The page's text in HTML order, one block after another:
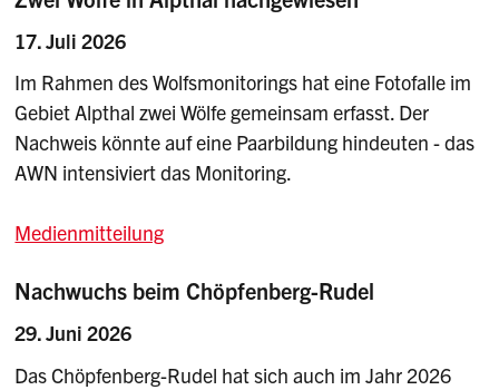
17. Juli 2026
Im Rahmen des Wolfsmonitorings hat eine Fotofalle im
Gebiet Alpthal zwei Wölfe gemeinsam erfasst. Der
Nachweis könnte auf eine Paarbildung hindeuten - das
AWN intensiviert das Monitoring.
Medienmitteilung
Nachwuchs beim Chöpfenberg-Rudel
29. Juni 2026
Das Chöpfenberg-Rudel hat sich auch im Jahr 2026